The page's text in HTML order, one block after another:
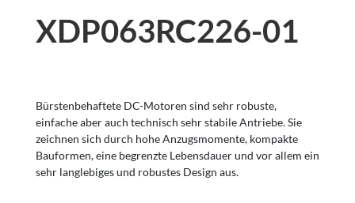
XDP063RC226-01
Bürstenbehaftete DC-Motoren sind sehr robuste,
einfache aber auch technisch sehr stabile Antriebe. Sie
zeichnen sich durch hohe Anzugsmomente, kompakte
Bauformen, eine begrenzte Lebensdauer und vor allem ein
sehr langlebiges und robustes Design aus.